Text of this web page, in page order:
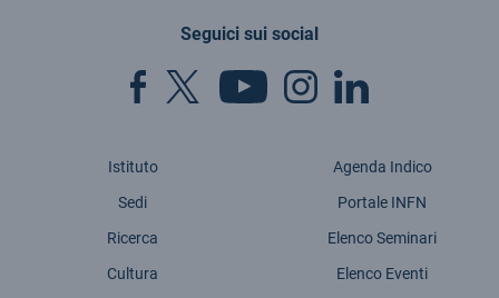
Seguici sui social
Istituto
Sedi
Ricerca
Cultura
Agenda Indico
Portale INFN
Elenco Seminari
Elenco Eventi